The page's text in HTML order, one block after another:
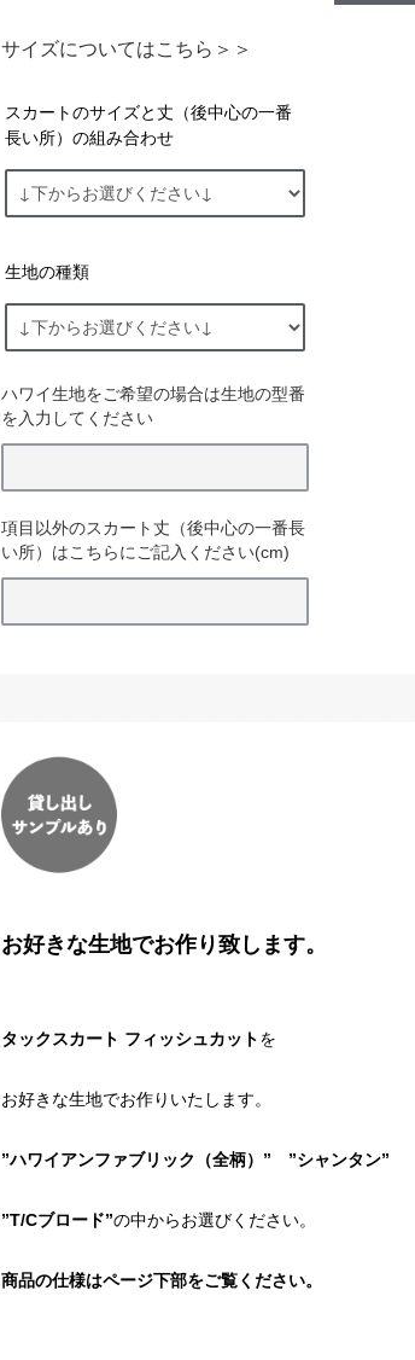
サイズについてはこちら＞＞
スカートのサイズと丈（後中心の一番
長い所）の組み合わせ
生地の種類
ハワイ生地をご希望の場合は生地の型番
を入力してください
項目以外のスカート丈（後中心の一番長
い所）はこちらにご記入ください(cm)
お好きな生地でお作り致します。
タックスカート フィッシュカットを
お好きな生地でお作りいたします。
”ハワイアンファブリック（全柄）” ”シャンタン”
”T/Cブロード”の中からお選びください。
商品の仕様はページ下部をご覧ください。